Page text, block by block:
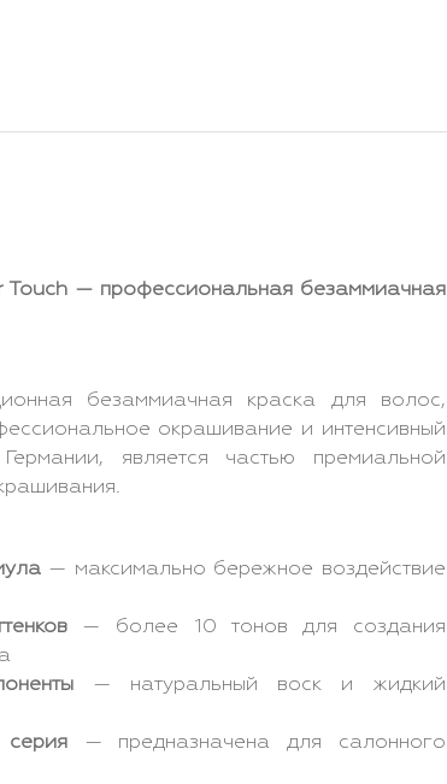
— профессиональная безаммиачная
безаммиачная краска для волос,
окрашивание и интенсивный
является частью премиальной
— максимально бережное воздействие
— более 10 тонов для создания
— натуральный воск и жидкий
серия— предназначена для салонного